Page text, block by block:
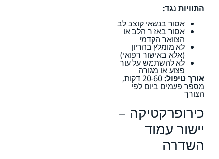
התוויות נגד:
אסור בנשאי קוצב לב
אסור באזור הלב או
הצוואר הקדמי
לא מומלץ בהריון
(אלא באישור רפואי)
לא להשתמש על עור
פצוע או מגורה
אורך טיפול: 20-60 דקות,
מספר פעמים ביום לפי
הצורך
כירופרקטיקה –
יישור עמוד
השדרה